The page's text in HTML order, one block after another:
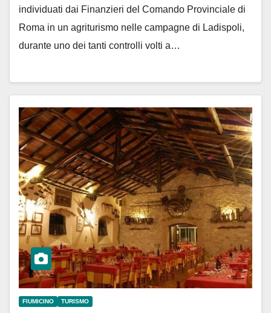
individuati dai Finanzieri del Comando Provinciale di
Roma in un agriturismo nelle campagne di Ladispoli,
durante uno dei tanti controlli volti a…
FIUMICINO TURISMO